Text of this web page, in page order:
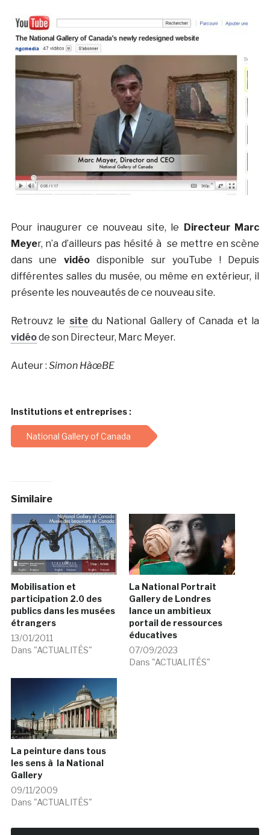
Pour inaugurer ce nouveau site, le
Directeur Marc
Meyer, n’a d’ailleurs pas hésité à se mettre en scène
dans une vidéodisponible sur youTube ! Depuis
différentes salles du musée, ou même en extérieur, il
présente les nouveautés de ce nouveau site.
Retrouvz le sitedu National Gallery of Canada et la
vidéode son Directeur, Marc Meyer.
Auteur : Simon HàœBE
Institutions et entreprises :
National Gallery of Canada
Similaire
Mobilisation et
participation 2.0 des
publics dans les musées
étrangers
13/01/2011
Dans "ACTUALITÉS"
La National Portrait
Gallery de Londres
lance un ambitieux
portail de ressources
éducatives
07/09/2023
Dans "ACTUALITÉS"
La peinture dans tous
les sens à la National
Gallery
09/11/2009
Dans "ACTUALITÉS"